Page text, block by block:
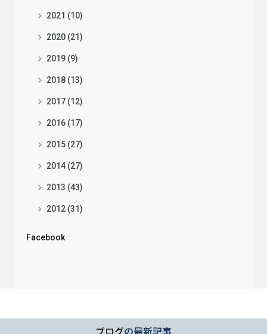
2021 (10)
2020 (21)
2019 (9)
2018 (13)
2017 (12)
2016 (17)
2015 (27)
2014 (27)
2013 (43)
2012 (31)
Facebook